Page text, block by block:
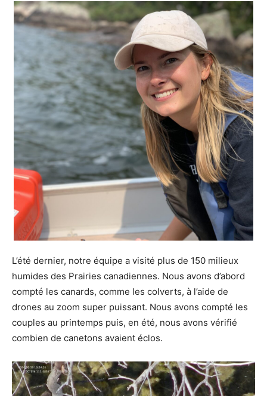
L’été dernier, notre équipe a visité plus de 150 milieux
humides des Prairies canadiennes. Nous avons d’abord
compté les canards, comme les colverts, à l’aide de
drones au zoom super puissant. Nous avons compté les
couples au printemps puis, en été, nous avons vérifié
combien de canetons avaient éclos.